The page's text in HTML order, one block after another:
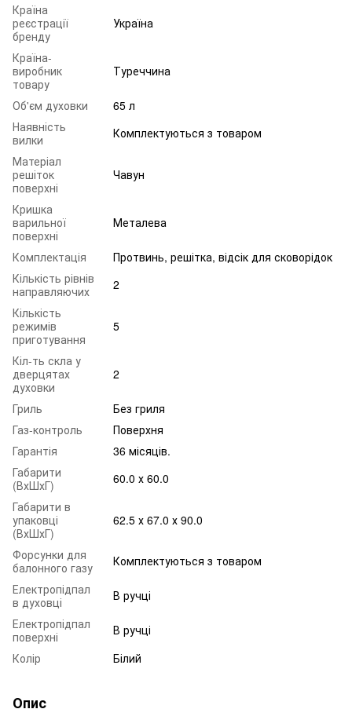
Країна
реєстрації
бренду
Україна
Країна-
виробник
товару
Туреччина
Об'єм духовки
65 л
Наявність
вилки
Комплектуються з товаром
Матеріал
решіток
поверхні
Чавун
Кришка
варильної
поверхні
Металева
Комплектація
Протвинь, решітка, відсік для сковорідок
Кількість рівнів
направляючих
2
Кількість
режимів
приготування
5
Кіл-ть скла у
дверцятах
духовки
2
Гриль
Без гриля
Газ-контроль
Поверхня
Гарантія
36 місяців.
Габарити
(ВхШхГ)
60.0 х 60.0
Габарити в
упаковці
(ВхШхГ)
62.5 х 67.0 х 90.0
Форсунки для
балонного газу
Комплектуються з товаром
Електропідпал
в духовці
В ручці
Електропідпал
поверхні
В ручці
Колір
Білий
Опис